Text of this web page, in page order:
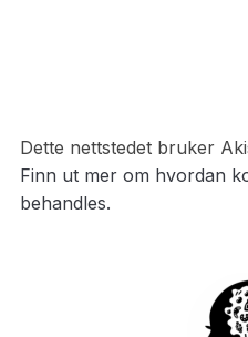
Dette nettstedet bruker
Finn ut mer om hvordan
behandles.